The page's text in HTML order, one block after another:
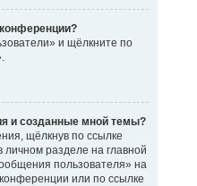
и щёлкните по
и созданные мной темы?
щёлкнув по ссылке
разделе на главной
пользователя» на
или по ссылке